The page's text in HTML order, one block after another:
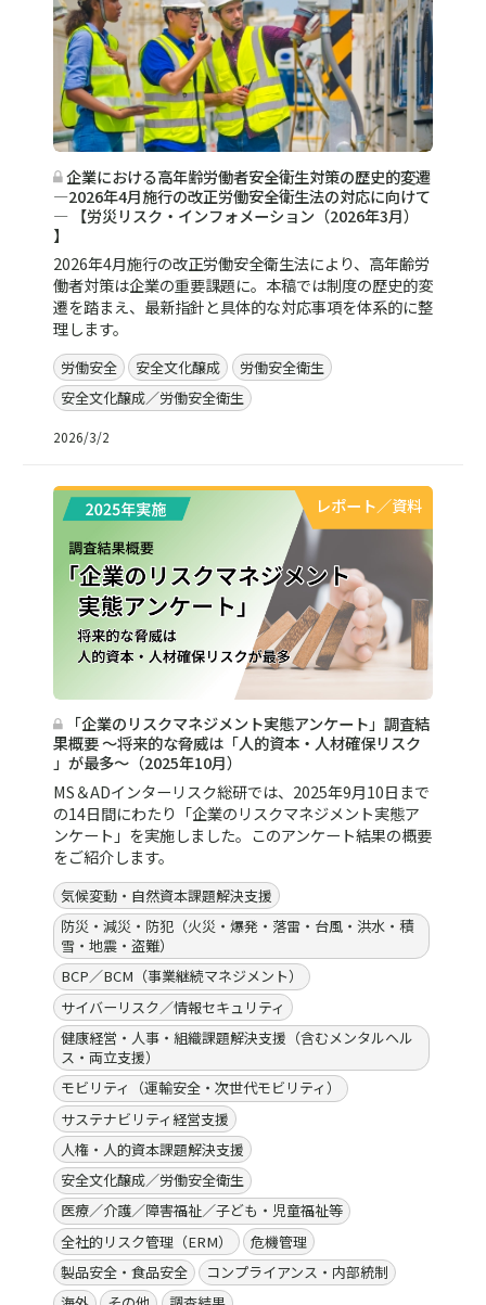
企業における高年齢労働者安全衛生対策の歴史的変遷
―2026年4月施行の改正労働安全衛生法の対応に向けて
― 【労災リスク・インフォメーション（2026年3月）
】
2026年4月施行の改正労働安全衛生法により、高年齢労
働者対策は企業の重要課題に。本稿では制度の歴史的変
遷を踏まえ、最新指針と具体的な対応事項を体系的に整
理します。
労働安全 安全文化醸成
労働安全衛生
安全文化醸成／労働安全衛生
2026/3/2
レポート／資料
「企業のリスクマネジメント実態アンケート」調査結
果概要 ～将来的な脅威は「人的資本・人材確保リスク
」が最多～（2025年10月）
MS＆ADインターリスク総研では、2025年9月10日まで
の14日間にわたり「企業のリスクマネジメント実態ア
ンケート」を実施しました。このアンケート結果の概要
をご紹介します。
気候変動・自然資本課題解決支援
防災・減災・防犯（火災・爆発・落雷・台風・洪水・積
雪・地震・盗難）
BCP／BCM（事業継続マネジメント）
サイバーリスク／情報セキュリティ
健康経営・人事・組織課題解決支援（含むメンタルヘル
ス・両立支援）
モビリティ（運輸安全・次世代モビリティ）
サステナビリティ経営支援
人権・人的資本課題解決支援
安全文化醸成／労働安全衛生
医療／介護／障害福祉／子ども・児童福祉等
全社的リスク管理（ERM）
危機管理
製品安全・食品安全
コンプライアンス・内部統制